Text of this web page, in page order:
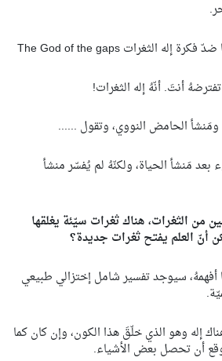
ضدّ فكرة إله الثغراتThe God of the gaps
أنتَ. أنّهُ إله الثغرات!
ومَنشأ الحامض النووي، وتقول ......
مَنشأ الحياة، ولكنّهُ لم يُفسّر منشأ
من الثغرات، هناك ثغرات سيّئة يغلقها
أنّ العلم يفتح ثغرات جديدة؟
سيوجد تفسير شامل إختزالي طبيعي
إله وهو الذي خلّقَ هذا الكون، وإن كان كما
أن تحصل بعض الأشياء.